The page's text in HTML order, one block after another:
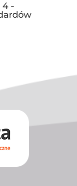
4 -